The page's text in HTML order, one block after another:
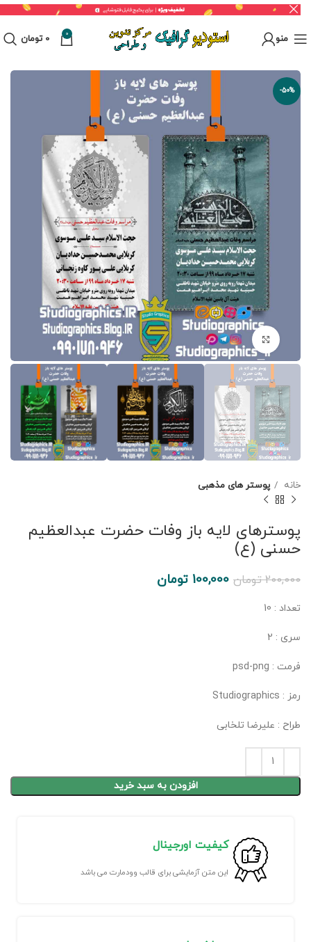
منو 0
0 تومان
-50%
برای بزرگنمایی کلیک کنید
خانه پوستر های مذهبی
پوسترهای لایه باز وفات حضرت عبدالعظیم
حسنی (ع)
200,000 تومان 100,000 تومان
تعداد : 10
سری : 2
فرمت : psd-png
رمز : Studiographics
طراح : علیرضا تلخابی
افزودن به سبد خرید
کیفیت اورجینال
این متن آزمایشی برای قالب وودمارت می باشد